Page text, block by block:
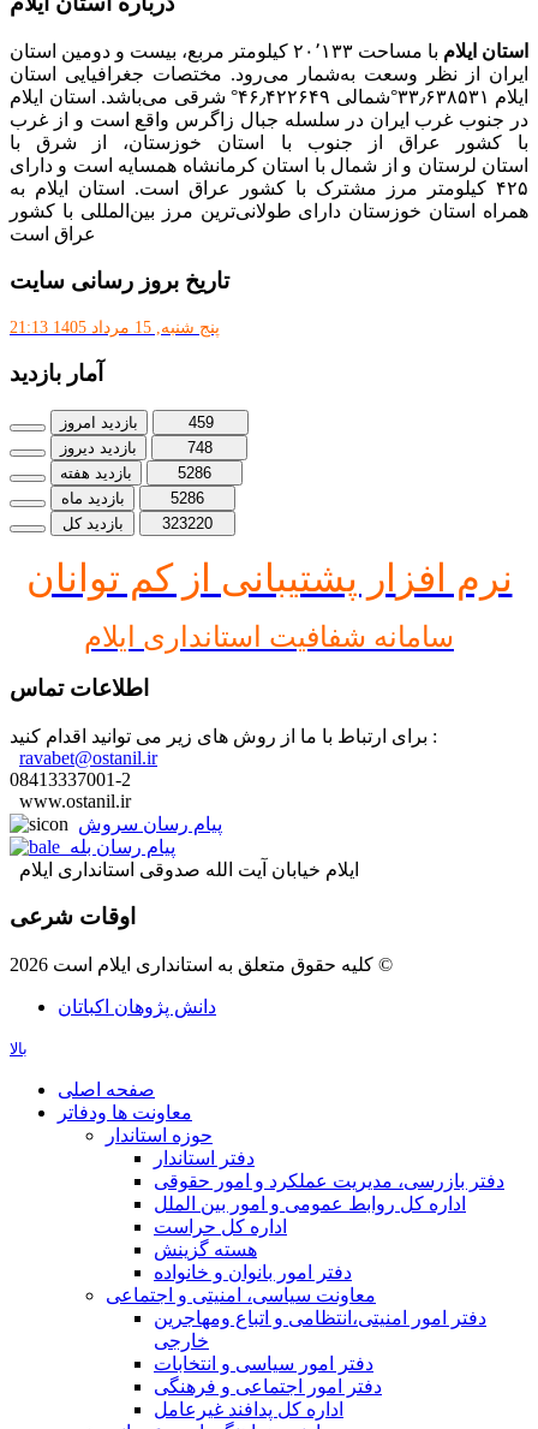
استان ایلام
با مساحت ۲۰٬۱۳۳ کیلومتر مربع، بیست و دومین استان
ایران از نظر وسعت به‌شمار می‌رود. مختصات جغرافیایی استان
ایلام ۳۳٫۶۳۸۵۳۱°شمالی ۴۶٫۴۲۲۶۴۹° شرقی می‌باشد. استان ایلام
در جنوب غرب ایران در سلسله جبال زاگرس واقع است و از غرب
با کشور عراق از جنوب با استان خوزستان، از شرق با
استان لرستان و از شمال با استان کرمانشاه همسایه است و دارای
۴۲۵ کیلومتر مرز مشترک با کشور عراق است. استان ایلام به
همراه استان خوزستان دارای طولانی‌ترین مرز بین‌المللی با کشور
عراق است
تاریخ بروز رسانی سایت
پنج شنبه, 15 مرداد 1405 21:13
آمار بازدید
بازدید امروز
459
بازدید دیروز
748
بازدید هفته
5286
بازدید ماه
5286
بازدید کل
323220
نرم افز ار پشتیبانی از کم توانان
سامانه شفافیت استانداری ایلام
اطلاعات تماس
برای ارتباط با ما از روش های زیر می توانید اقدام کنید :
ravabet@ostanil.ir
08413337001-2
www.ostanil.ir
پیام رسان سروش
پیام رسان بله
ایلام خیابان آیت الله صدوقی استانداری ایلام
اوقات شرعی
کلیه حقوق متعلق به استانداری ایلام است 2026 ©
دانش پژوهان اکباتان
بالا
صفحه اصلی
معاونت ها ودفاتر
حوزه استاندار
دفتر استاندار
دفتر بازرسی، مدیریت عملکرد و امور حقوقی
اداره کل روابط عمومی و امور بین الملل
اداره کل حراست
هسته گزینش
دفتر امور بانوان و خانواده
معاونت سیاسی، امنیتی و اجتماعی
دفتر امور امنيتی،انتظامی و اتباع ومهاجرین
خارجی
دفتر امور سیاسی و انتخابات
دفتر امور اجتماعی و فرهنگی
اداره کل پدافند غیرعامل